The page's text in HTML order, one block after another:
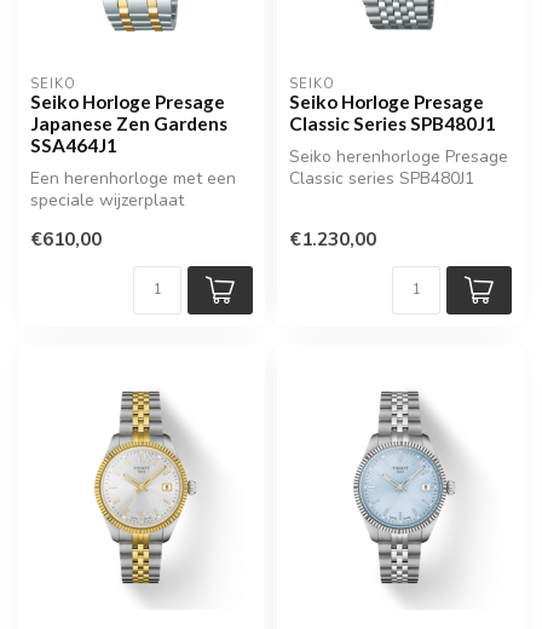
SEIKO
Seiko Horloge Presage
Japanese Zen Gardens
SSA464J1
Een herenhorloge met een
speciale wijzerplaat
€610,00
SEIKO
Seiko Horloge Presage
Classic Series SPB480J1
Seiko herenhorloge Presage
Classic series SPB480J1
€1.230,00